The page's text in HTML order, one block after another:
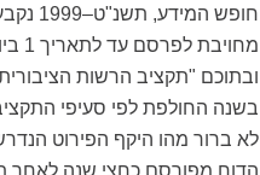
חופש
ובתוכם "תקציב הרשות
בשנה החולפת לפי סעיפי
לא ברור מהו היקף הפירוט
הדוח מפורסם כחצי שנה לאחר